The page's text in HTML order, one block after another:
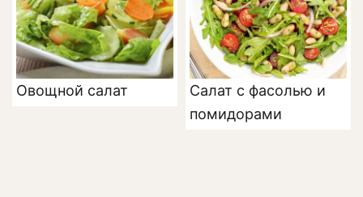
Овощной салат
Салат с фасолью и
помидорами